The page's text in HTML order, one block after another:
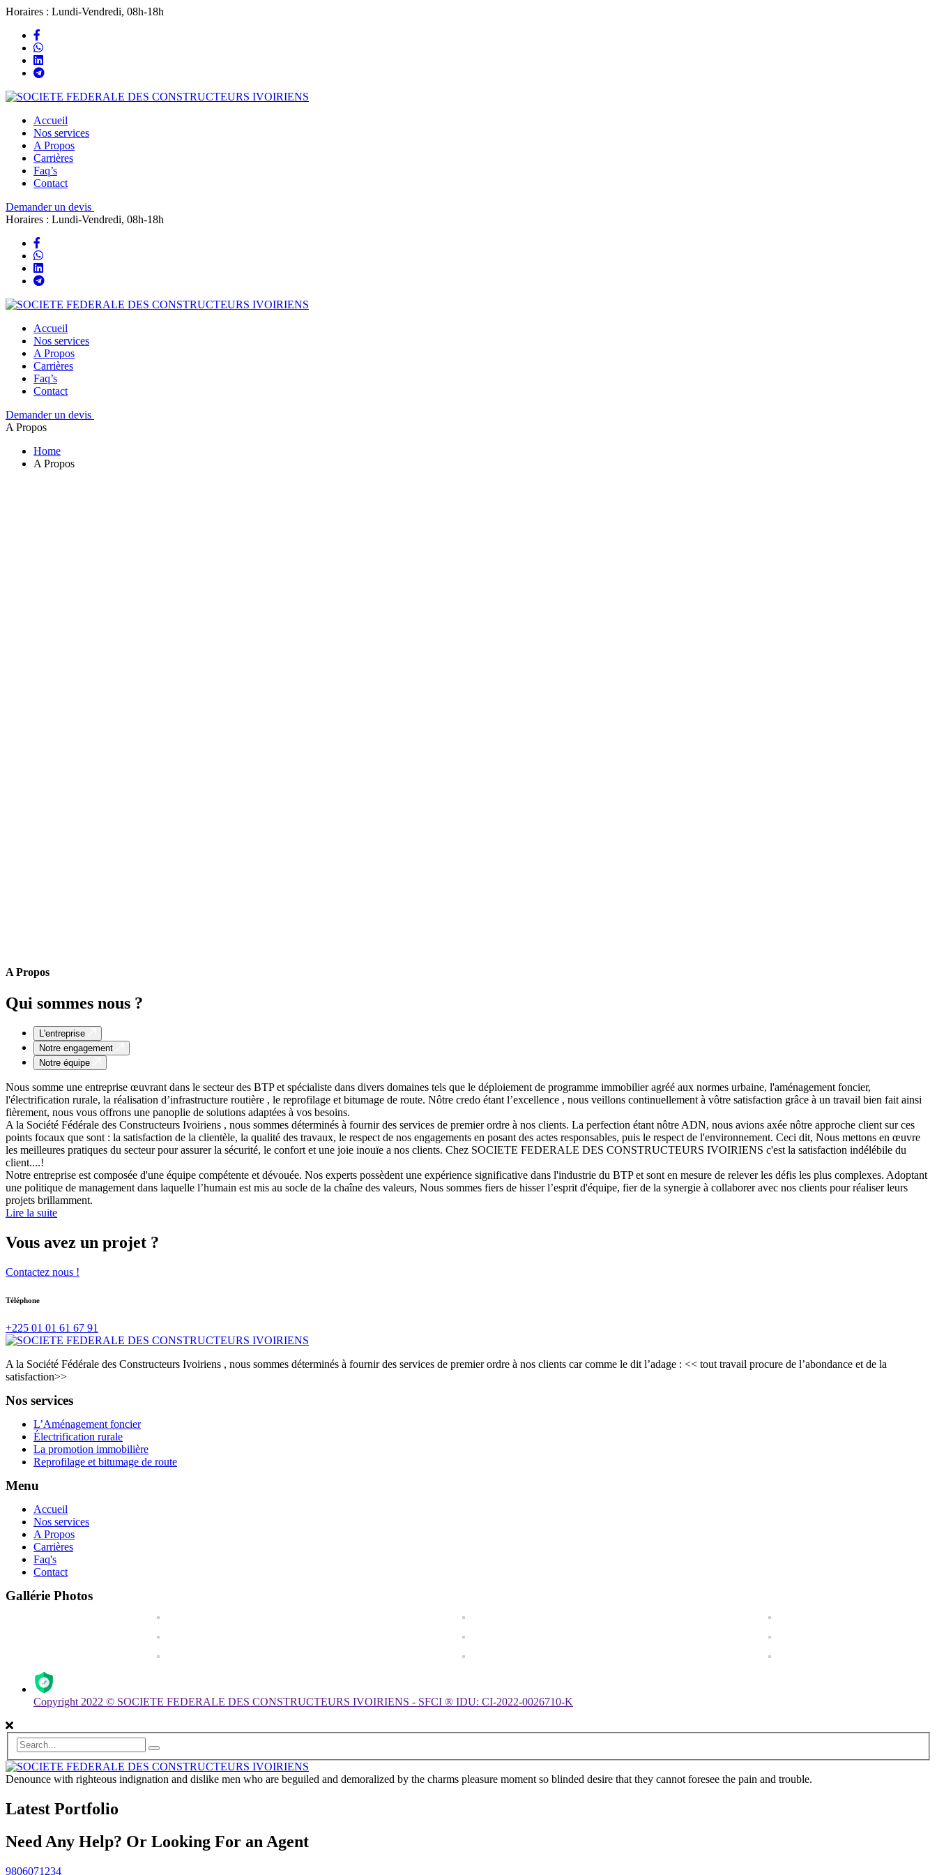
Horaires : Lundi-Vendredi, 08h-18h
Accueil
Nos services
A Propos
Carrières
Faq’s
Contact
Demander un devis
Horaires : Lundi-Vendredi, 08h-18h
Accueil
Nos services
A Propos
Carrières
Faq’s
Contact
Demander un devis
A Propos
Home
A Propos
A Propos
Qui sommes nous ?
L'entreprise
Notre engagement
Notre équipe
Nous somme une entreprise œuvrant dans le secteur des BTP et spécialiste dans divers domaines tels que le déploiement de programme immobilier agréé aux normes urbaine, l'aménagement foncier,
l'électrification rurale, la réalisation d’infrastructure routière , le reprofilage et bitumage de route. Nôtre credo étant l’excellence , nous veillons continuellement à vôtre satisfaction grâce à un travail bien fait ainsi
fièrement, nous vous offrons une panoplie de solutions adaptées à vos besoins.
A la Société Fédérale des Constructeurs Ivoiriens , nous sommes déterminés à fournir des services de premier ordre à nos clients. La perfection étant nôtre ADN, nous avions axée nôtre approche client sur ces
points focaux que sont : la satisfaction de la clientèle, la qualité des travaux, le respect de nos engagements en posant des actes responsables, puis le respect de l'environnement. Ceci dit, Nous mettons en œuvre
les meilleures pratiques du secteur pour assurer la sécurité, le confort et une joie inouïe a nos clients. Chez SOCIETE FEDERALE DES CONSTRUCTEURS IVOIRIENS c'est la satisfaction indélébile du
client....!
Notre entreprise est composée d'une équipe compétente et dévouée. Nos experts possèdent une expérience significative dans l'industrie du BTP et sont en mesure de relever les défis les plus complexes. Adoptant
une politique de management dans laquelle l’humain est mis au socle de la chaîne des valeurs, Nous sommes fiers de hisser l’esprit d'équipe, fier de la synergie à collaborer avec nos clients pour réaliser leurs
projets brillamment.
Lire la suite
Vous avez un projet ?
Contactez nous !
Téléphone
+225 01 01 61 67 91
A la Société Fédérale des Constructeurs Ivoiriens , nous sommes déterminés à fournir des services de premier ordre à nos clients car comme le dit l’adage : << tout travail procure de l’abondance et de la
satisfaction>>
Nos services
L’Aménagement foncier
Électrification rurale
La promotion immobilière
Reprofilage et bitumage de route
Menu
Accueil
Nos services
A Propos
Carrières
Faq's
Contact
Gallérie Photos
Copyright 2022 © SOCIETE FEDERALE DES CONSTRUCTEURS IVOIRIENS - SFCI ® IDU: CI-2022-0026710-K
Denounce with righteous indignation and dislike men who are beguiled and demoralized by the charms pleasure moment so blinded desire that they cannot foresee the pain and trouble.
Latest Portfolio
Need Any Help? Or Looking For an Agent
9806071234